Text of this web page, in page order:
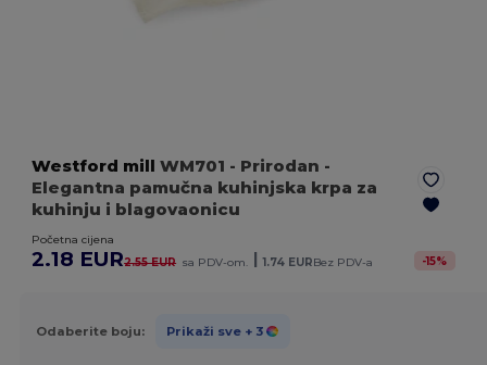
Westford mill WM701 - Prirodan -
Elegantna pamučna kuhinjska krpa za
kuhinju i blagovaonicu
Početna cijena
2.18 EUR2.55 EUR sa PDV-om. | 1.74 EURBez PDV-a -15%
Odaberite boju: Prikaži sve + 3